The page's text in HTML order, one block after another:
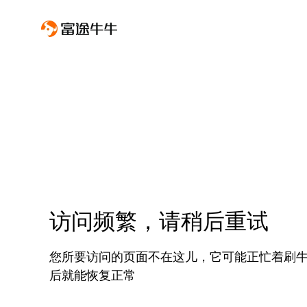
访问频繁，请稍后重试
您所要访问的页面不在这儿，它可能正忙着刷
后就能恢复正常